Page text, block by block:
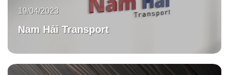
Nam Hải Transport
19/04/2023